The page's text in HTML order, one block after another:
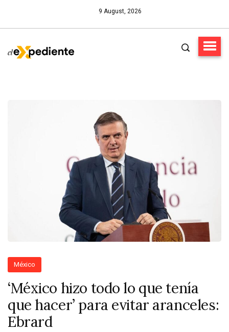
9 August, 2026
México
‘México hizo todo lo que tenía
que hacer’ para evitar aranceles:
Ebrard